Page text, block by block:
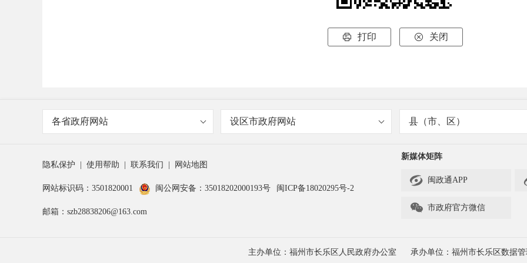
 打印  关闭
各省政府网站 设区市政府网站 县（市、区）
隐私保护 使用帮助 联系我们 网站地图
网站标识码：3501820001 闽公网安备：35018202000193号 闽ICP备18020295号-2
邮箱：szb28838206@163.com
新媒体矩阵
 闽政通APP
 市政府官方微信
主办单位：福州市长乐区人民政府办公室 承办单位：福州市长乐区数据